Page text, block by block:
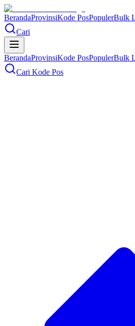
BerandaProvinsiKode PosPopulerBulk
Cari
BerandaProvinsiKode PosPopulerBulk
Cari Kode Pos